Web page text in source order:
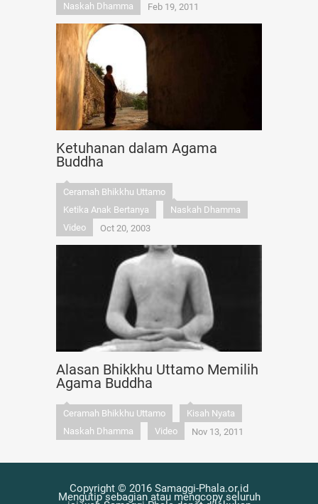
Naskah Dhamma
Feb 19, 2011
Ketuhanan dalam Agama
Buddha
Ceramah Bhikkhu Uttamo
Ketika Anak Bertanya
Naskah Dhamma
Video
Oct 20, 2003
Alasan Bhikkhu Uttamo Memilih
Agama Buddha
Ceramah Bhikkhu Uttamo
Kisah Nyata
Naskah Dhamma
Video Nov 13, 2011
Copyright © 2016 Samaggi-Phala.or.id
Mengutip sebagian atau mengcopy seluruh